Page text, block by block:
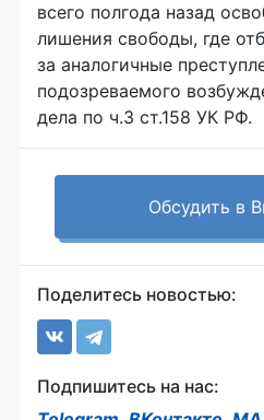
всего полгода назад
лишения свободы, где
за аналогичные
подозреваемого
дела по ч.3 ст.158 УК РФ.
Обсудить в
Поделитесь новостью:
Подпишитесь на нас: